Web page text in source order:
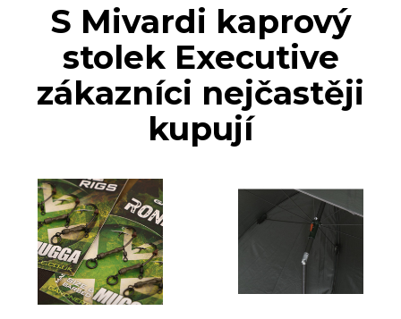
S Mivardi kaprový
stolek Executive
zákazníci nejčastěji
kupují